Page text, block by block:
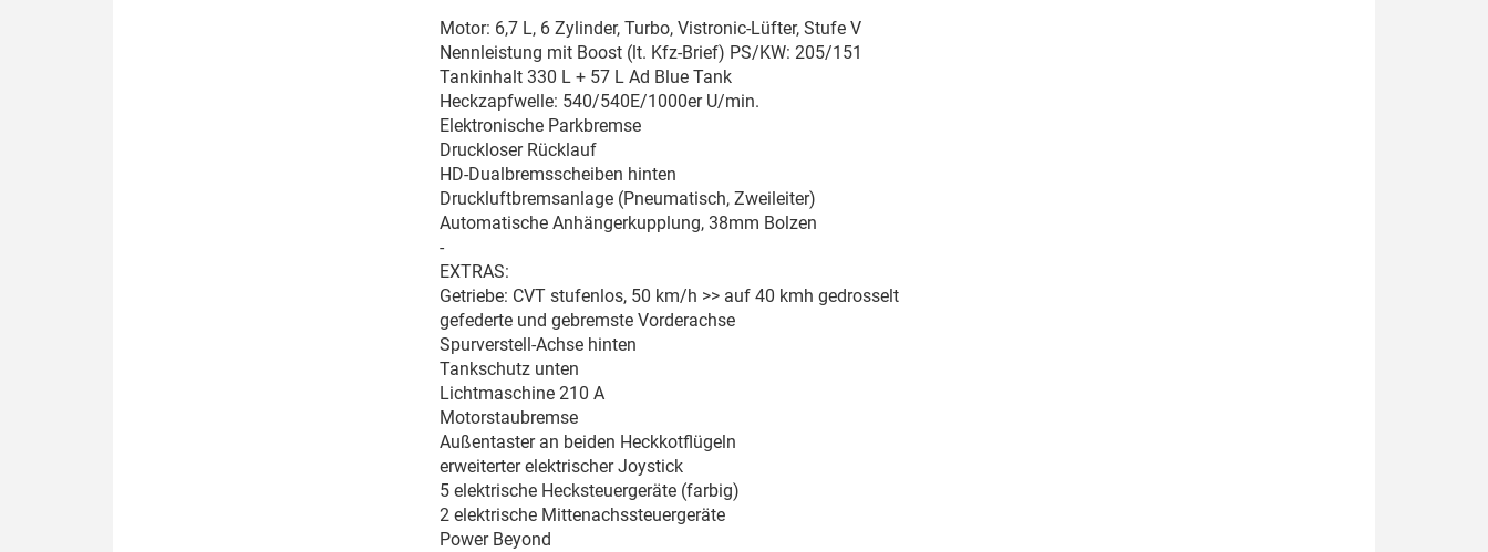
Motor: 6,7 L, 6 Zylinder, Turbo, Vistronic-Lüfter, Stufe V
Nennleistung mit Boost (lt. Kfz-Brief) PS/KW: 205/151
Tankinhalt 330 L + 57 L Ad Blue Tank
Heckzapfwelle: 540/540E/1000er U/min.
Elektronische Parkbremse
Druckloser Rücklauf
HD-Dualbremsscheiben hinten
Druckluftbremsanlage (Pneumatisch, Zweileiter)
Automatische Anhängerkupplung, 38mm Bolzen
-
EXTRAS:
Getriebe: CVT stufenlos, 50 km/h >> auf 40 kmh gedrosselt
gefederte und gebremste Vorderachse
Spurverstell-Achse hinten
Tankschutz unten
Lichtmaschine 210 A
Motorstaubremse
Außentaster an beiden Heckkotflügeln
erweiterter elektrischer Joystick
5 elektrische Hecksteuergeräte (farbig)
2 elektrische Mittenachssteuergeräte
Power Beyond